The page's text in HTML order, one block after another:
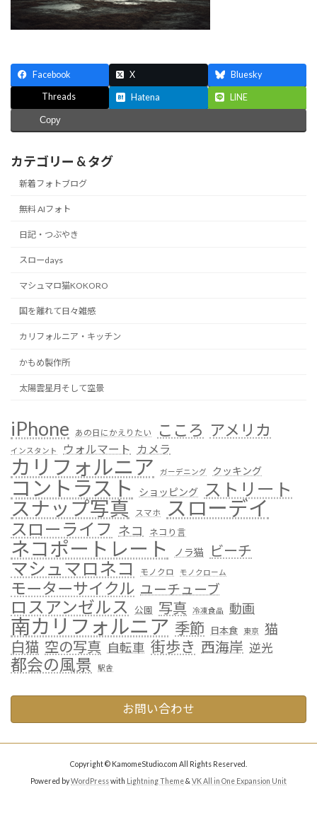
Facebook X Bluesky
Threads Hatena LINE
Copy
カテゴリー & タグ
新着フォトブログ
無料 AIフォト
日記・つぶやき
スローdays
マシュマロ猫KOKORO
国を離れて日々雑感
カリフォルニア・キッチン
かもめ製作所
太陽雲星月そして空景
iPhone あの日にかえりたい こころ アメリカ
インスタント ウォルマート カメラ
カリフォルニア ガーデニング クッキング
コントラスト ショッピング ストリート
スナップ写真 スマホ スローデイ
スローライフ ネコ ネコり言
ネコポートレート ノラ猫 ビーチ
マシュマロネコ モノクロ モノクローム
モーターサイクル ユーチューブ
ロスアンゼルス 公園 写真 冷凍食品 動画
南カリフォルニア 季節 日本食 東京 猫
白猫 空の写真 自転車 街歩き 西海岸 逆光
都会の風景 駅舎
お問い合わせ
Copyright © KamomeStudio.com All Rights Reserved.
Powered byWordPresswith Lightning Theme& VK All in One Expansion Unit